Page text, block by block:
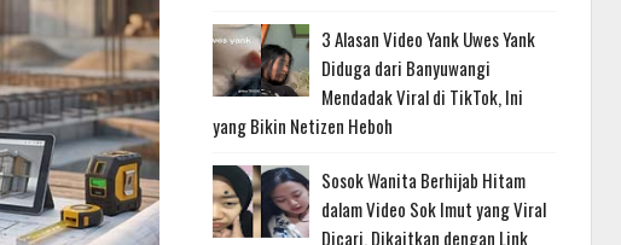
3 Alasan Video Yank Uwes Yank
Diduga dari Banyuwangi
Mendadak Viral di TikTok, Ini
yang Bikin Netizen Heboh
Sosok Wanita Berhijab Hitam
dalam Video Sok Imut yang Viral
Dicari, Dikaitkan dengan Link